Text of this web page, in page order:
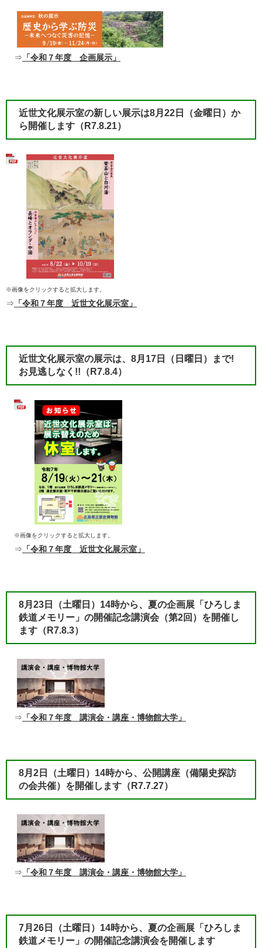
⇒ 「令和７年度 企画展示」
​近世文化展示室の新しい展示は8月22日（金曜日）か
ら開催します（R7.8.21）
※画像をクリックすると拡大します。
⇒ 「令和７年度 近世文化展示室」
近世文化展示室の展示は、8月17日（日曜日）まで!
お見逃しなく!! （R7.8.4）​
※画像をクリックすると拡大します。
⇒ 「令和７年度 近世文化展示室」
8月23日（土曜日）14時から、夏の企画展「ひろしま
鉄道メモリー」の開催記念講演会（第2回）を開催し
ます （R7.8.3）​
⇒ 「令和７年度 講演会・講座・博物館大学」
8月2日（土曜日）14時から、公開講座（備陽史探訪
の会共催）を開催します （R7.7.27）​
⇒ 「令和７年度 講演会・講座・博物館大学」
7月26日（土曜日）14時から、夏の企画展「ひろしま
鉄道メモリー」の開催記念講演会を開催します